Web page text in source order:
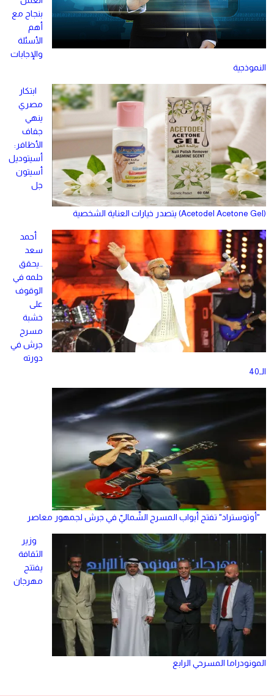
بنجاح مع
أهم
الأسئلة
والإجابات
النموذجية
ابتكار
مصري
ينهي
جفاف
الأظافر:
أسيتوديل
أسيتون
جل
(Acetodel Acetone Gel) يتصدر خيارات العناية الشخصية
أحمد
سعد
..يحقق
حلمه في
الوقوف
على
خشبة
مسرح
جرش في
دورته
الـ40
"أوتوستراد" تفتح أبواب المسرح الشّماليّ في جرش لجمهور معاصر
وزير
الثقافة
يفتتح
مهرجان
المونودراما المسرحي الرابع